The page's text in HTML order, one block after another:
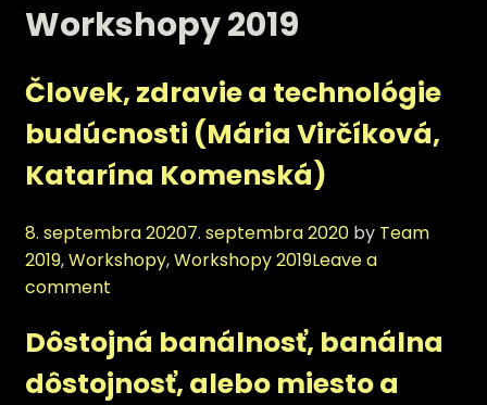
Workshopy 2019
Človek, zdravie a technológie
budúcnosti (Mária Virčíková,
Katarína Komenská)
8. septembra 20207. septembra 2020 by Team
Categories
2019,Workshopy,Workshopy 2019Leave a
comment
Dôstojná banálnosť, banálna
dôstojnosť, alebo miesto a